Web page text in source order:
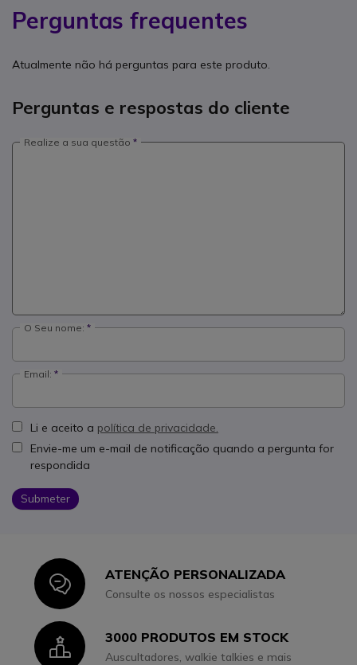
Perguntas frequentes
Atualmente não há perguntas para este produto.
Perguntas e respostas do cliente
Realize a sua questão
O Seu nome:
Email:
Li e aceito a política de privacidade.
Envie-me um e-mail de notificação quando a pergunta for
respondida
Submeter
IconATENÇÃO PERSONALIZADA
Consulte os nossos especialistas
Icon3000 PRODUTOS EM STOCK
Auscultadores, walkie talkies e mais